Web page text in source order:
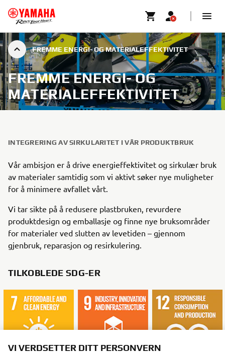
FREMME ENERGI- OG MATERIALEFFEKTIVITET
FREMME ENERGI- OG
MATERIALEFFEKTIVITET
INTEGRERING AV SIRKULARITET I VÅR PRODUKTBRUK
Vår ambisjon er å drive energieffektivitet og sirkulær bruk
av materialer samtidig som vi aktivt søker nye muligheter
for å minimere avfallet vårt.
Vi tar sikte på å redusere plastbruken, revurdere
produktdesign og emballasje og finne nye bruksområder
for materialer ved slutten av levetiden – gjennom
gjenbruk, reparasjon og resirkulering.
TILKOBLEDE SDG-ER
VI VERDSETTER DITT PERSONVERN